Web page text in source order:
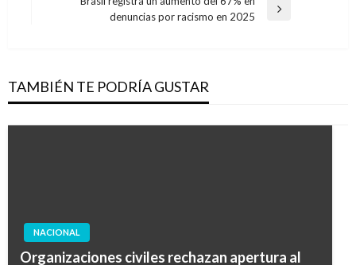
denuncias por racismo en 2025
TAMBIÉN TE PODRÍA GUSTAR
NACIONAL
Organizaciones civiles rechazan apertura al